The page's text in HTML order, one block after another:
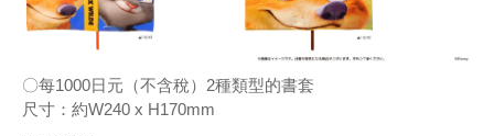
〇每1000日元（不含稅）2種類型的書套
尺寸：約W240 x H170mm